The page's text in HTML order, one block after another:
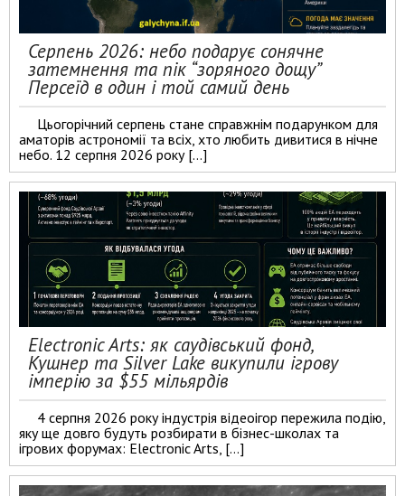
Серпень 2026: небо подарує сонячне
затемнення та пік “зоряного дощу”
Персеїд в один і той самий день
Цьогорічний серпень стане справжнім подарунком для
аматорів астрономії та всіх, хто любить дивитися в нічне
небо. 12 серпня 2026 року […]
Electronic Arts: як саудівський фонд,
Кушнер та Silver Lake викупили ігрову
імперію за $55 мільярдів
4 серпня 2026 року індустрія відеоігор пережила подію,
яку ще довго будуть розбирати в бізнес-школах та
ігрових форумах: Electronic Arts, […]